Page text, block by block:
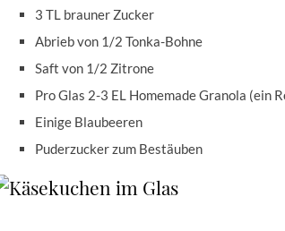
3 TL brauner Zucker
Abrieb von 1/2 Tonka-Bohne
Saft von 1/2 Zitrone
Pro Glas 2-3 EL Homemade Granola (ein
Einige Blaubeeren
Puderzucker zum Bestäuben